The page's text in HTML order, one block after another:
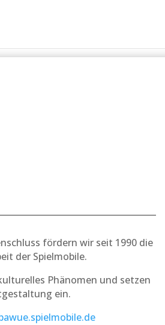
fördern wir seit 1990 die
der Spielmobile.
Phänomen und setzen
ein.